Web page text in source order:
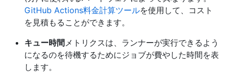
GitHub Actions料金計算ツールを使用して、コスト
を見積もることができます。
キュー時間 メトリクスは、ランナーが実行できるよう
になるのを待機するためにジョブが費やした時間を表
します。